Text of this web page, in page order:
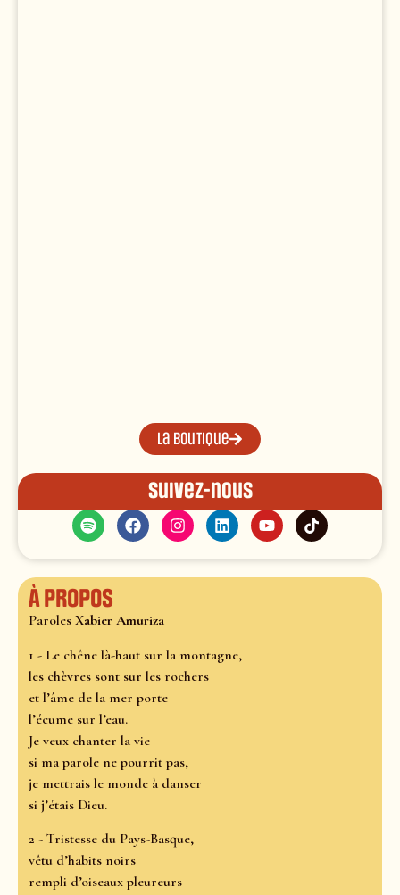
La boutique
Suivez-nous
À propos
Paroles Xabier Amuriza
1 - Le chêne là-haut sur la montagne,
les chèvres sont sur les rochers
et l’âme de la mer porte
l’écume sur l’eau.
Je veux chanter la vie
si ma parole ne pourrit pas,
je mettrais le monde à danser
si j’étais Dieu.
2 - Tristesse du Pays-Basque,
vêtu d’habits noirs
rempli d’oiseaux pleureurs